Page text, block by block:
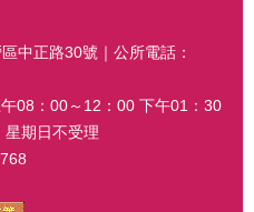
中正路30號｜公所電話：
08：00～12：00 下午01：30
星期日不受理